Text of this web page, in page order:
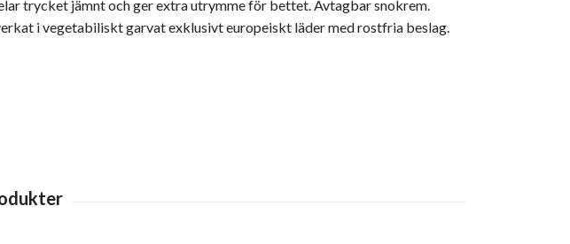
trycket jämnt och ger extra utrymme för bettet. Avtagbar snokrem.
i vegetabiliskt garvat exklusivt europeiskt läder med rostfria beslag.